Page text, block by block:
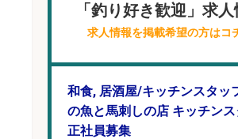
「釣り好き歓迎」求
求人情報を掲載希望の方はコ
和食, 居酒屋/キッチンスタッ
の魚と馬刺しの店 キッチン
正社員募集